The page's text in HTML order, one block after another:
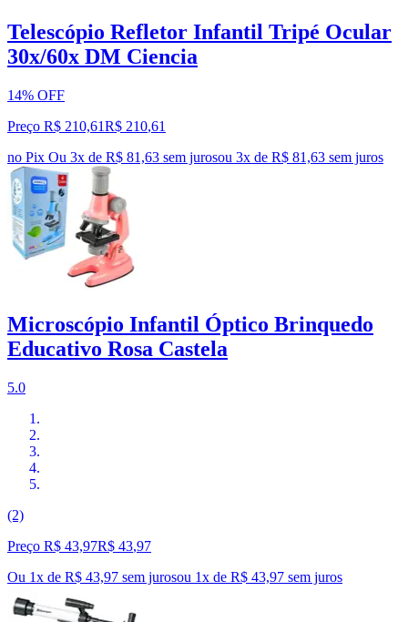
Telescópio Refletor Infantil Tripé Ocular
30x/60x DM Ciencia
14% OFF
Preço R$ 210,61R$ 210,61
no Pix Ou 3x de R$ 81,63 sem jurosou 3x de R$ 81,63 sem juros
Microscópio Infantil Óptico Brinquedo
Educativo Rosa Castela
5.0
(2)
Preço R$ 43,97R$ 43,97
Ou 1x de R$ 43,97 sem jurosou 1x de R$ 43,97 sem juros